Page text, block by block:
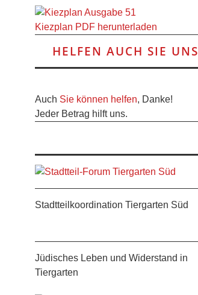
Kiezplan PDF herunterladen
HELFEN AUCH SIE UNS
Auch Sie können helfen, Danke!
Jeder Betrag hilft uns.
Stadtteilkoordination Tiergarten Süd
Jüdisches Leben und Widerstand in
Tiergarten